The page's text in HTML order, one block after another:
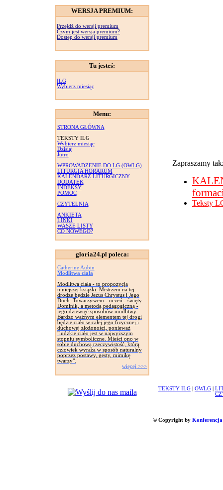
WERSJA PREMIUM:
Przejdź do wersji premium
Czym jest wersja premium?
Dostęp do wersji premium
Tu jesteś:
ILG
Wybierz miesiąc
Menu:
STRONA GŁÓWNA
TEKSTY ILG
Wybierz miesiąc
Dzisiaj
Jutro
WPROWADZENIE DO LG (OWLG)
LITURGIA HORARUM
KALENDARZ LITURGICZNY
DODATEK
INDEKSY
POMOC
CZYTELNIA
ANKIETA
LINKI
WASZE LISTY
CO NOWEGO?
gloria24.pl poleca:
Catherine Aubin
Modlitwa ciała
Modlitwa ciała - to propozycja
niniejszej książki. Mistrzem na tej
drodze będzie Jezus Chrystus i Jego
Duch. Towarzyszem - uczeń - święty
Dominik, a metodą pedagogiczną -
jego dziewięć sposobów modlitwy.
Bardzo ważnym elementem tej drogi
będzie ciało w całej jego fizycznej i
duchowej złożoności, ponieważ
"ludzkie ciało jest w najwyższym
stopniu symboliczne. Mieści ono w
sobie duchową rzeczywistość, którą
człowiek wyraża w sposób naturalny
poprzez postawy, gesty, mimikę
twarzy".
więcej >>>
Zapraszamy
Teksty
TEKSTY ILG OWLG
© Copyright by Konferencja